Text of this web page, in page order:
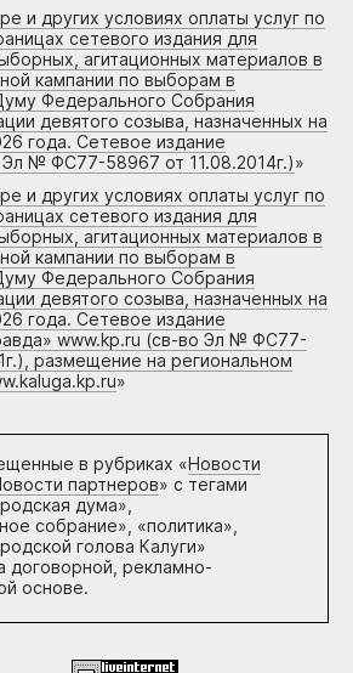
и других условиях оплаты услуг по
сетевого издания для
агитационных материалов в
кампании по выборам в
Федерального Собрания
девятого созыва, назначенных на
года. Сетевое издание
№ ФС77-58967 от 11.08.2014г.)»
и других условиях оплаты услуг по
сетевого издания для
агитационных материалов в
кампании по выборам в
Федерального Собрания
девятого созыва, назначенных на
года. Сетевое издание
www.kp.ru (св-во Эл № ФС77-
размещение на региональном
»
в рубриках «Новости
партнеров» с тегами
дума»,
собрание», «политика»,
голова Калуги»
договорной, рекламно-
основе.